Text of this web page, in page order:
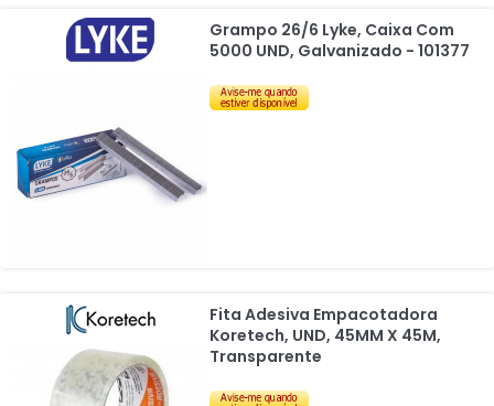
Grampo 26/6 Lyke, Caixa Com
5000 UND, Galvanizado - 101377
Fita Adesiva Empacotadora
Koretech, UND, 45MM X 45M,
Transparente